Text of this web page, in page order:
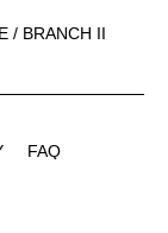
/ BRANCH II
FAQ